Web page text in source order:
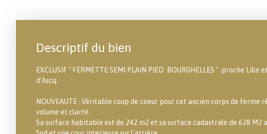
Descriptif du bien
EXCLUSIF " FERMETTE SEMI PLAIN PIED BOURGHELLES " proche Lille
d'Ascq.
NOUVEAUTE : Véritable coup de coeur pour cet ancien corps de ferme
volume et clarté.
Sa surface habitable est de 242 m2 et sa surface cadastrale de 628 M2